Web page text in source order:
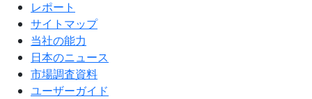
レポート
サイトマップ
当社の能力
日本のニュース
市場調査資料
ユーザーガイド